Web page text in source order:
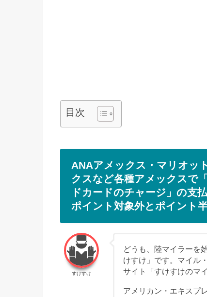
目次
ANAアメックス・マリオッ
クスなど各種アメックスで
ドカードのチャージ」の支
ポイント対象外とポイント
すけすけ
どうも、陸マイラーを
けすけ」です。マイル
サイト「すけすけのマ
アメリカン・エキスプ